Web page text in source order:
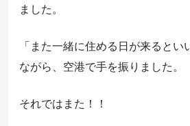
ました。
「また一緒に住める日が来るとい
ながら、空港で手を振りました。
それではまた！！